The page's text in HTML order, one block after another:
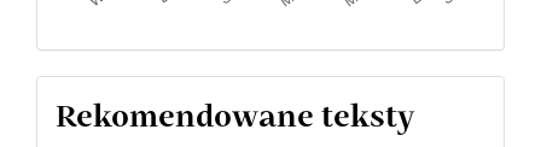
Rekomendowane teksty